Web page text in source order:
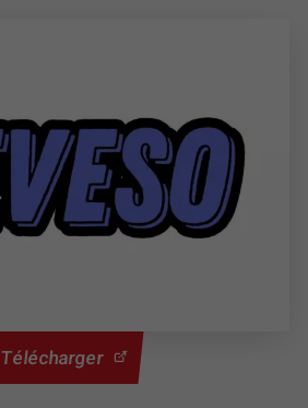
Télécharger